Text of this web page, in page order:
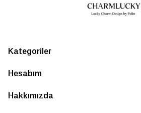
Kategoriler
Hesabım
Hakkımızda